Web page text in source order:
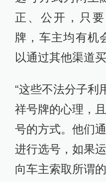
正、公开，只
牌，车主均有机
以通过其他渠道
“这些不法分子利
祥号牌的心理，
号的方式。他们
进行选号，如果
向车主索取所谓